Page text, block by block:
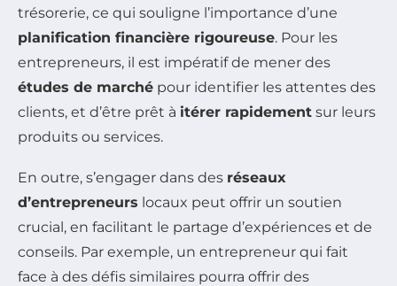
trésorerie, ce qui souligne l’importance d’une
planification financière rigoureuse. Pour les
entrepreneurs, il est impératif de mener des
études de marché pour identifier les attentes des
clients, et d’être prêt à itérer rapidement sur leurs
produits ou services.
En outre, s’engager dans des réseaux
d’entrepreneurs locaux peut offrir un soutien
crucial, en facilitant le partage d’expériences et de
conseils. Par exemple, un entrepreneur qui fait
face à des défis similaires pourra offrir des